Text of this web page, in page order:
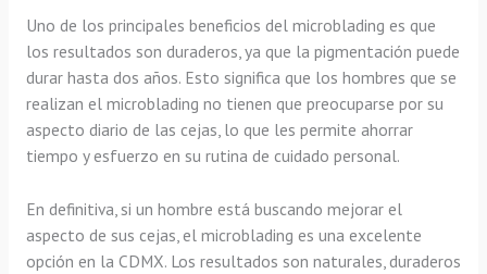
Uno de los principales beneficios del microblading es que
los resultados son duraderos, ya que la pigmentación puede
durar hasta dos años. Esto significa que los hombres que se
realizan el microblading no tienen que preocuparse por su
aspecto diario de las cejas, lo que les permite ahorrar
tiempo y esfuerzo en su rutina de cuidado personal.
En definitiva, si un hombre está buscando mejorar el
aspecto de sus cejas, el microblading es una excelente
opción en la CDMX. Los resultados son naturales, duraderos